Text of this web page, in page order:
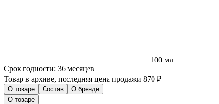
100 мл
Срок годности: 36 месяцев
Товар в архиве, последняя цена продажи 870 ₽
О товаре Состав
О бренде
О товаре